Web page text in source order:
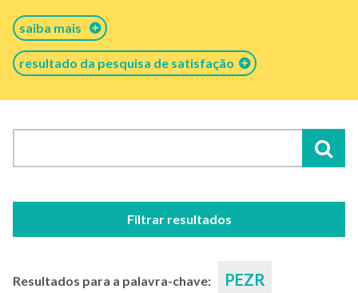
saiba mais
resultado da pesquisa de satisfação
Filtrar resultados
Resultados para a palavra-chave: PEZR